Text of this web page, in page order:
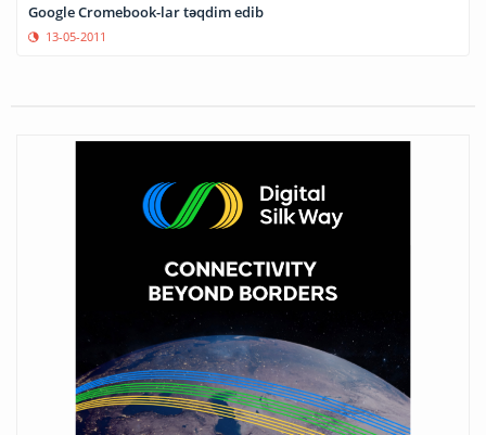
Google Cromebook-lar təqdim edib
13-05-2011